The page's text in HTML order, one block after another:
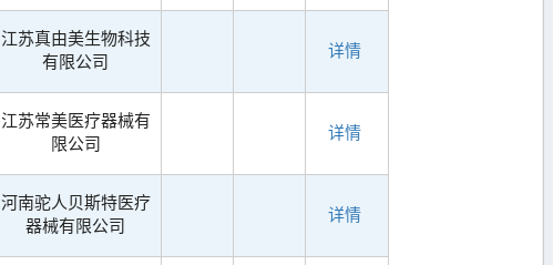
江苏真由美生物科技
有限公司
详情
江苏常美医疗器械有
限公司
详情
河南驼人贝斯特医疗
器械有限公司
详情